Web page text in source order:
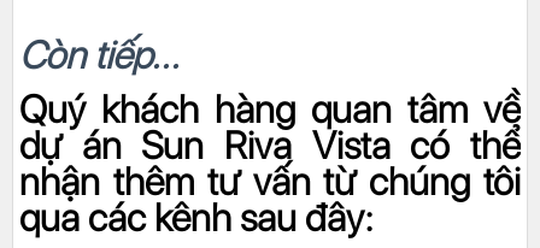
Còn tiếp...
Quý khách hàng quan tâm về
dự án Sun Riva Vista có thể
nhận thêm tư vấn từ chúng tôi
qua các kênh sau đây: